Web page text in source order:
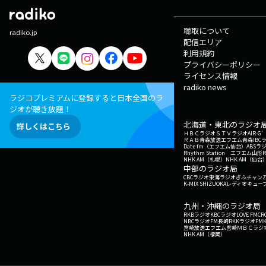
radiko.jp
ラジコプレミアムに登録すると日本全国のラ
ジオが聴き放題！
詳しくはこちら
聴取について
配信エリア
利用規約
プライバシーポリシー
ライセンス情報
radiko news
北海道・東北のラジオ
ＨＢＣラジオＳＴＶラジオAIR-G'
ＲＡＢ青森放送エフエム青森IBC
Date fm（エフエム仙台） ABSラ
Rhythm Station エフエム山形
NHK AM（札幌） NHK AM（仙台
中部のラジオ局
CBCラジオ東海ラジオぎふチャン
K-MIX SHIZUOKAレディオキュー
九州・沖縄のラジオ局
RKBラジオKBCラジオLOVE FM
NBCラジオFM長崎RKKラジオ
宮崎放送エフエム宮崎ＭＢＣラジ
NHK AM（福岡）